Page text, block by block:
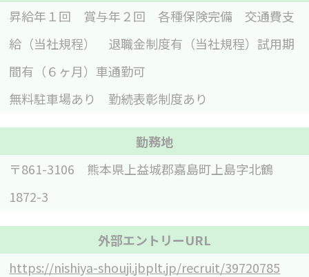
昇給年１回 賞与年２回 各種保険完備 交通費支
給（当社規程） 退職金制度有（当社規程）試用期
間有（６ヶ月）車通勤可
無料駐車場あり 勤続表彰制度あり
勤務地
〒861-3106 熊本県上益城郡嘉島町上島字北鶴
1872-3
外部エントリーURL
https://nishiya-shouji.jbplt.jp/recruit/39720785